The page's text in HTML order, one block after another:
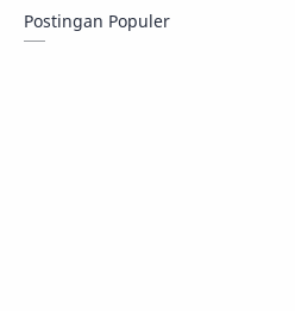
Postingan Populer